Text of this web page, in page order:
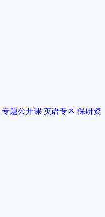
专题公开课 英语专区 保研资